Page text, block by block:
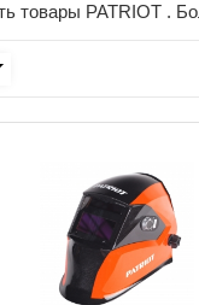
товары PATRIOT .